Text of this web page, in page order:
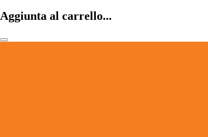
Aggiunta al carrello...